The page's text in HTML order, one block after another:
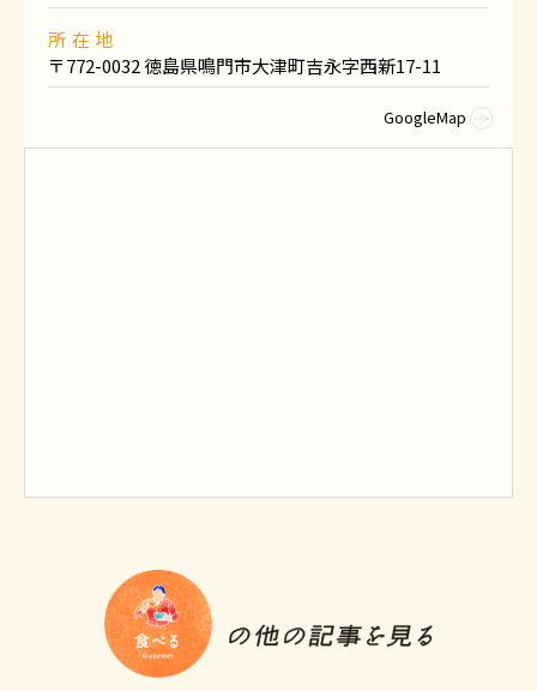
所在地
〒772-0032 徳島県鳴門市大津町吉永字西新17-11
GoogleMap